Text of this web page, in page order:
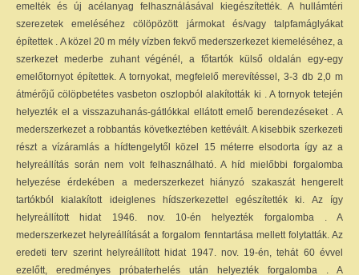
emelték és új acélanyag felhasználásával kiegészítették. A hullámtéri
szerezetek emeléséhez cölöpözött jármokat és/vagy talpfamáglyákat
építettek . A közel 20 m mély vízben fekvő mederszerkezet kiemeléséhez, a
szerkezet mederbe zuhant végénél, a főtartók külső oldalán egy-egy
emelőtornyot építettek. A tornyokat, megfelelő merevítéssel, 3-3 db 2,0 m
átmérőjű cölöpbetétes vasbeton oszlopból alakították ki . A tornyok tetején
helyezték el a visszazuhanás-gátlókkal ellátott emelő berendezéseket . A
mederszerkezet a robbantás következtében kettévált. A kisebbik szerkezeti
részt a vízáramlás a hídtengelytől közel 15 méterre elsodorta így az a
helyreállítás során nem volt felhasználható. A híd mielőbbi forgalomba
helyezése érdekében a mederszerkezet hiányzó szakaszát hengerelt
tartókból kialakított ideiglenes hídszerkezettel egészítették ki. Az így
helyreállított hidat 1946. nov. 10-én helyezték forgalomba . A
mederszerkezet helyreállítását a forgalom fenntartása mellett folytatták. Az
eredeti terv szerint helyreállított hidat 1947. nov. 19-én, tehát 60 évvel
ezelőtt, eredményes próbaterhelés után helyezték forgalomba . A